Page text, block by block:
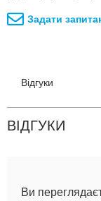
Задати
Відгуки
ВІДГУКИ
Ви